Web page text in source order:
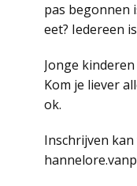
pas begonnen
eet? Iedereen
Jonge
Kom je liever
ok.
Inschrijven